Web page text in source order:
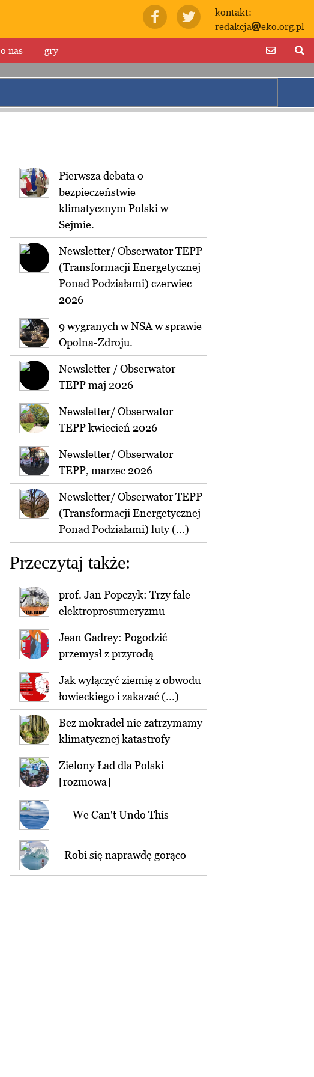
kontakt:
redakcja
eko.org.pl
o nas gry
Pierwsza debata o
bezpieczeństwie
klimatycznym Polski w
Sejmie.
Newsletter/ Obserwator TEPP
(Transformacji Energetycznej
Ponad Podziałami) czerwiec
2026
9 wygranych w NSA w sprawie
Opolna-Zdroju.
Newsletter / Obserwator
TEPP maj 2026
Newsletter/ Obserwator
TEPP kwiecień 2026
Newsletter/ Obserwator
TEPP, marzec 2026
Newsletter/ Obserwator TEPP
(Transformacji Energetycznej
Ponad Podziałami) luty (...)
Przeczytaj także:
prof. Jan Popczyk: Trzy fale
elektroprosumeryzmu
Jean Gadrey: Pogodzić
przemysł z przyrodą
Jak wyłączyć ziemię z obwodu
łowieckiego i zakazać (...)
Bez mokradeł nie zatrzymamy
klimatycznej katastrofy
Zielony Ład dla Polski
[rozmowa]
We Can't Undo This
Robi się naprawdę gorąco